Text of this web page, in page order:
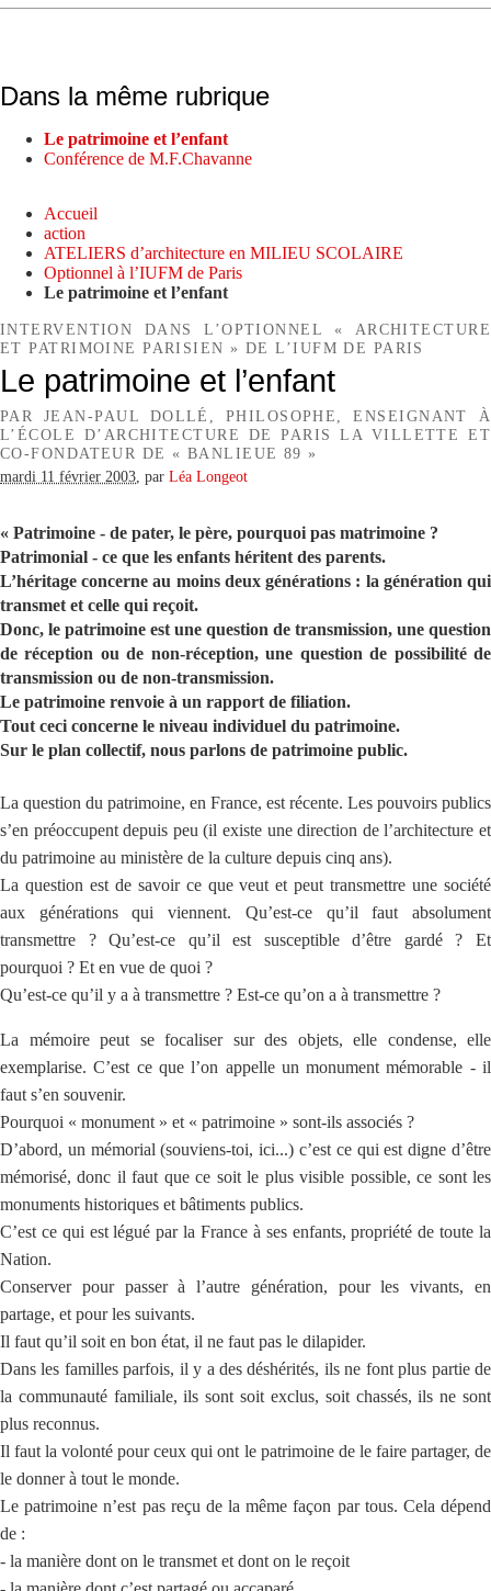
Dans la même rubrique
Le patrimoine et l’enfant
Conférence de M.F.Chavanne
Accueil
action
ATELIERS d’architecture en MILIEU SCOLAIRE
Optionnel à l’IUFM de Paris
Le patrimoine et l’enfant
INTERVENTION DANS L’OPTIONNEL « ARCHITECTURE
ET PATRIMOINE PARISIEN » DE L’IUFM DE PARIS
Le patrimoine et l’enfant
PAR JEAN-PAUL DOLLÉ, PHILOSOPHE, ENSEIGNANT À
L’ÉCOLE D’ARCHITECTURE DE PARIS LA VILLETTE ET
CO-FONDATEUR DE « BANLIEUE 89 »
mardi 11 février 2003 par Léa Longeot
« Patrimoine - de pater, le père, pourquoi pas matrimoine ?
Patrimonial - ce que les enfants héritent des parents.
L’héritage concerne au moins deux générations : la génération qui
transmet et celle qui reçoit.
Donc, le patrimoine est une question de transmission, une question
de réception ou de non-réception, une question de possibilité de
transmission ou de non-transmission.
Le patrimoine renvoie à un rapport de filiation.
Tout ceci concerne le niveau individuel du patrimoine.
Sur le plan collectif, nous parlons de patrimoine public.
La question du patrimoine, en France, est récente. Les pouvoirs publics
s’en préoccupent depuis peu (il existe une direction de l’architecture et
du patrimoine au ministère de la culture depuis cinq ans).
La question est de savoir ce que veut et peut transmettre une société
aux générations qui viennent. Qu’est-ce qu’il faut absolument
transmettre ? Qu’est-ce qu’il est susceptible d’être gardé ? Et
pourquoi ? Et en vue de quoi ?
Qu’est-ce qu’il y a à transmettre ? Est-ce qu’on a à transmettre ?
La mémoire peut se focaliser sur des objets, elle condense, elle
exemplarise. C’est ce que l’on appelle un monument mémorable - il
faut s’en souvenir.
Pourquoi « monument » et « patrimoine » sont-ils associés ?
D’abord, un mémorial (souviens-toi, ici...) c’est ce qui est digne d’être
mémorisé, donc il faut que ce soit le plus visible possible, ce sont les
monuments historiques et bâtiments publics.
C’est ce qui est légué par la France à ses enfants, propriété de toute la
Nation.
Conserver pour passer à l’autre génération, pour les vivants, en
partage, et pour les suivants.
Il faut qu’il soit en bon état, il ne faut pas le dilapider.
Dans les familles parfois, il y a des déshérités, ils ne font plus partie de
la communauté familiale, ils sont soit exclus, soit chassés, ils ne sont
plus reconnus.
Il faut la volonté pour ceux qui ont le patrimoine de le faire partager, de
le donner à tout le monde.
Le patrimoine n’est pas reçu de la même façon par tous. Cela dépend
de :
- la manière dont on le transmet et dont on le reçoit